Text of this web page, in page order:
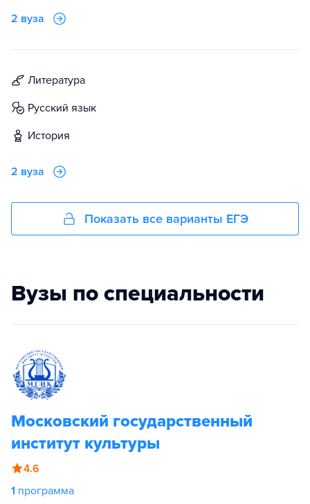
2 вуза
литература
русский язык
история
2 вуза
Показать все варианты ЕГЭ
Вузы по специальности
Московский государственный
институт культуры
4.6
1 программа